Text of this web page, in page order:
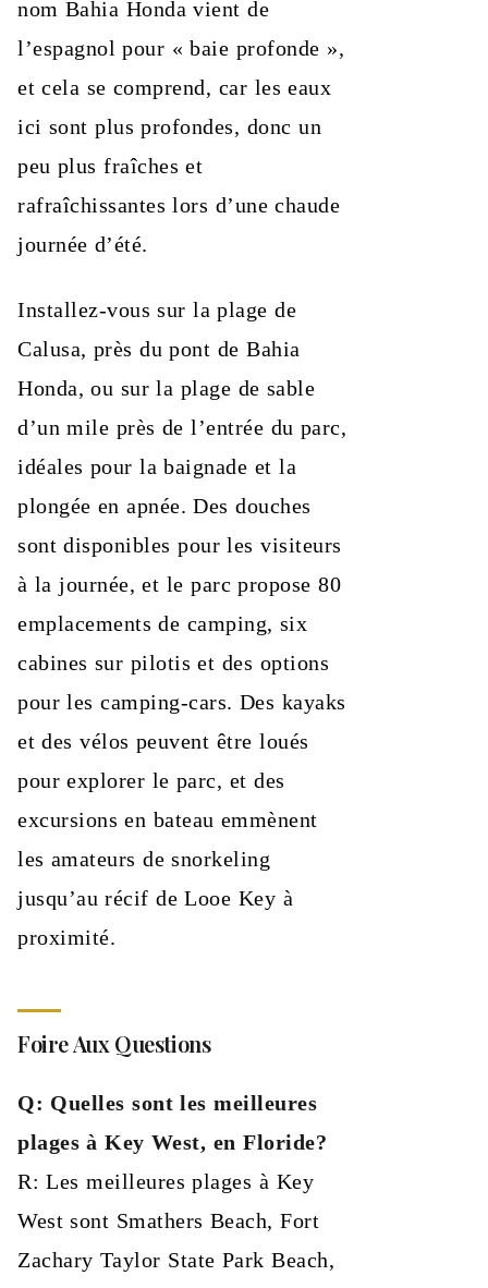
nom Bahia Honda vient de
l’espagnol pour « baie profonde »,
et cela se comprend, car les eaux
ici sont plus profondes, donc un
peu plus fraîches et
rafraîchissantes lors d’une chaude
journée d’été.
Installez-vous sur la plage de
Calusa, près du pont de Bahia
Honda, ou sur la plage de sable
d’un mile près de l’entrée du parc,
idéales pour la baignade et la
plongée en apnée. Des douches
sont disponibles pour les visiteurs
à la journée, et le parc propose 80
emplacements de camping, six
cabines sur pilotis et des options
pour les camping-cars. Des kayaks
et des vélos peuvent être loués
pour explorer le parc, et des
excursions en bateau emmènent
les amateurs de snorkeling
jusqu’au récif de Looe Key à
proximité.
Foire Aux Questions
Q: Quelles sont les meilleures
plages à Key West, en Floride?
R: Les meilleures plages à Key
West sont Smathers Beach, Fort
Zachary Taylor State Park Beach,